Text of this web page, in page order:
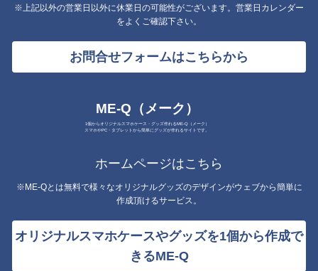
※上記以外の営業日以外に休業日の可能性がございます。営業日カレンダー
をよくご確認下さい。
お問合せフォームはこちらから
ME-Q（メーク）
1個からオリジナルスマホケース・グッズ作れるME-Q（メーク）
スマホやPC・タブレットから簡単にグッズが作れるサイトです。
ホームページはこちら
※ME-Qとは無料で様々なオリジナルグッズのデザインがウェブから簡単に
作成頂けるサービス。
オリジナルスマホケースやグッズを1個から作成で
きるME-Q